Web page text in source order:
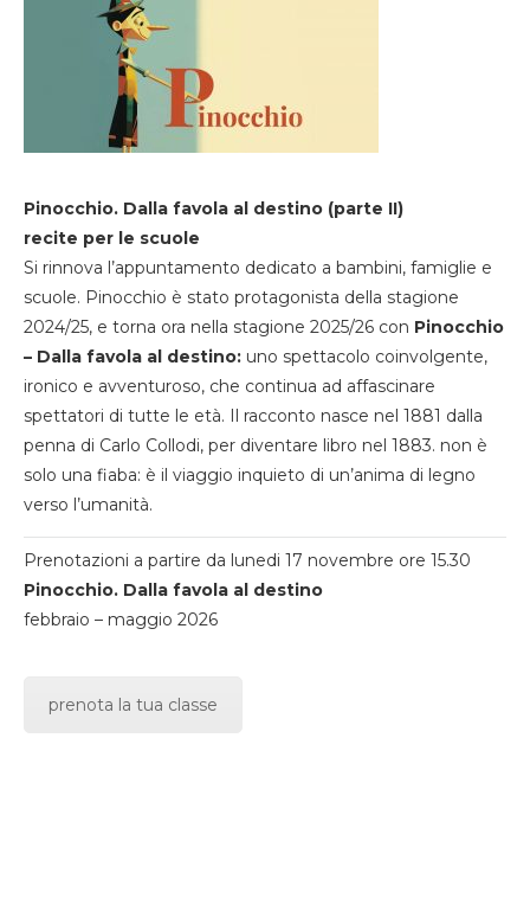
Pinocchio. Dalla favola al destino (parte II)
recite per le scuole
Si rinnova l’appuntamento dedicato a bambini, famiglie e
scuole. Pinocchio è stato protagonista della stagione
2024/25, e torna ora nella stagione 2025/26 con Pinocchio
– Dalla favola al destino: uno spettacolo coinvolgente,
ironico e avventuroso, che continua ad affascinare
spettatori di tutte le età. Il racconto nasce nel 1881 dalla
penna di Carlo Collodi, per diventare libro nel 1883. non è
solo una fiaba: è il viaggio inquieto di un’anima di legno
verso l’umanità.
Prenotazioni a partire da lunedi 17 novembre ore 15.30
Pinocchio. Dalla favola al destino
febbraio – maggio 2026
prenota la tua classe